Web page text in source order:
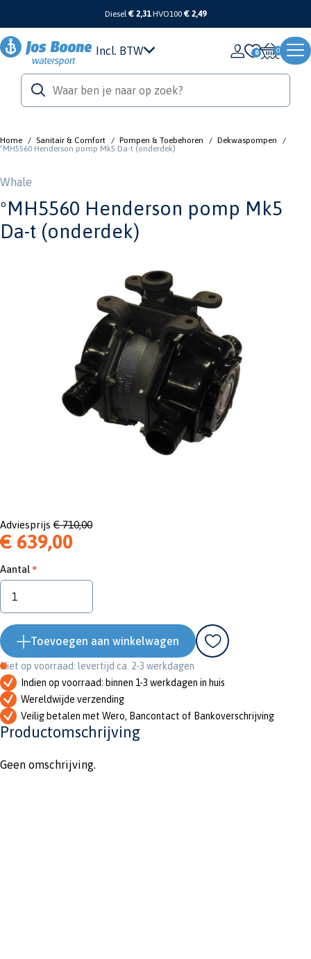
Diesel€ 2,31 HVO100 € 2,49
Incl. BTW 0
Home / Sanitair & Comfort / Pompen & Toebehoren / Dekwaspompen
/
ºMH5560 Henderson pomp Mk5 Da-t (onderdek)
Whale
ºMH5560 Henderson pomp Mk5
Da-t (onderdek)
Adviesprijs € 710,00
€ 639,00
Aantal
Toevoegen aan winkelwagen
Niet op voorraad: levertijd ca. 2-3 werkdagen
Indien op voorraad: binnen 1-3 werkdagen in huis
Wereldwijde verzending
Veilig betalen met Wero, Bancontact of Bankoverschrijving
Productomschrijving
Geen omschrijving.